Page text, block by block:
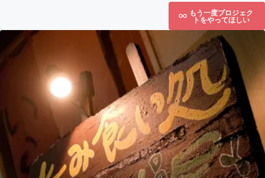
もう一度プロジェク
トをやってほしい